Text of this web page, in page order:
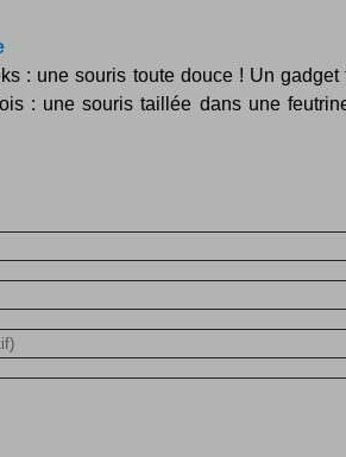
: une souris toute douce ! Un gadget
: une souris taillée dans une